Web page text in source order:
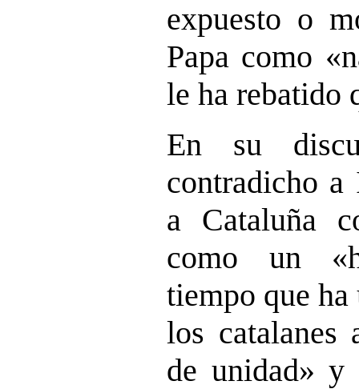
expuesto o
Papa como
le ha rebatido
En su
contradicho
a Cataluña
como un
tiempo que
los catalanes
de unidad» y